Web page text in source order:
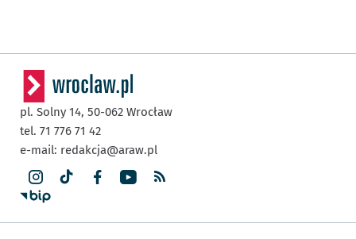
pl. Solny 14, 50-062 Wrocław
tel. 71 776 71 42
e-mail: redakcja@araw.pl